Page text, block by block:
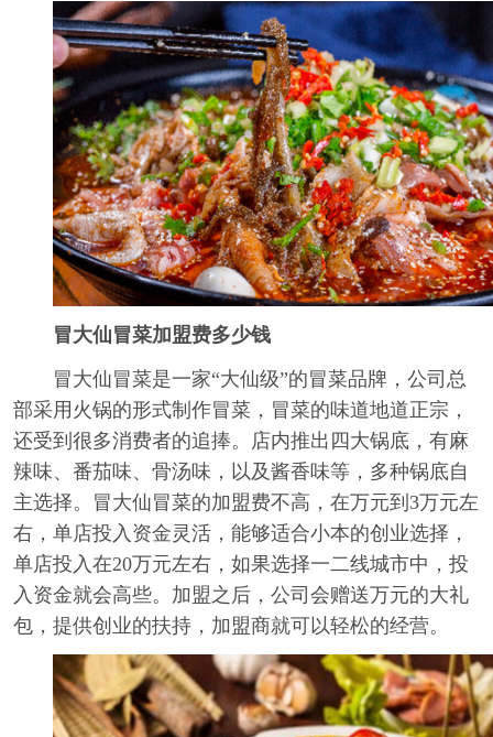
冒大仙冒菜加盟费多少钱
冒大仙冒菜是一家“大仙级”的冒菜品牌，公司总
部采用火锅的形式制作冒菜，冒菜的味道地道正宗，
还受到很多消费者的追捧。店内推出四大锅底，有麻
辣味、番茄味、骨汤味，以及酱香味等，多种锅底自
主选择。冒大仙冒菜的加盟费不高，在万元到3万元左
右，单店投入资金灵活，能够适合小本的创业选择，
单店投入在20万元左右，如果选择一二线城市中，投
入资金就会高些。加盟之后，公司会赠送万元的大礼
包，提供创业的扶持，加盟商就可以轻松的经营。